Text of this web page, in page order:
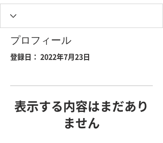
プロフィール
登録日： 2022年7月23日
表示する内容はまだあり
ません